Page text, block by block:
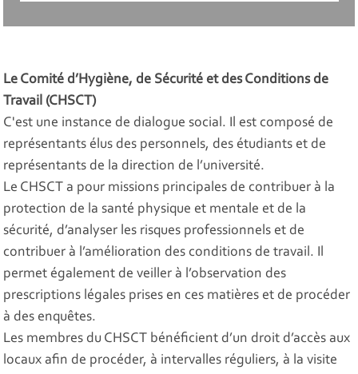
Le Comité d’Hygiène, de Sécurité et des Conditions de
Travail (CHSCT)
C'est une instance de dialogue social. Il est composé de
représentants élus des personnels, des étudiants et de
représentants de la direction de l’université.
Le CHSCT a pour missions principales de contribuer à la
protection de la santé physique et mentale et de la
sécurité, d’analyser les risques professionnels et de
contribuer à l’amélioration des conditions de travail. Il
permet également de veiller à l’observation des
prescriptions légales prises en ces matières et de procéder
à des enquêtes.
Les membres du CHSCT bénéficient d’un droit d’accès aux
locaux afin de procéder, à intervalles réguliers, à la visite